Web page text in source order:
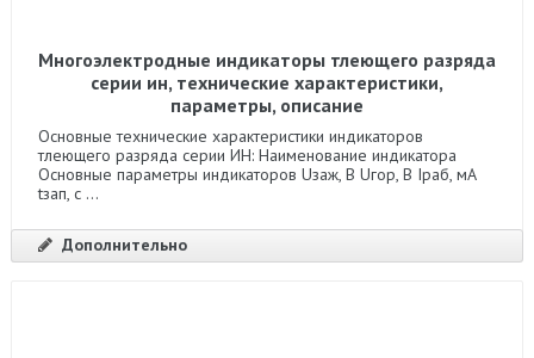
Многоэлектродные индикаторы тлеющего разряда
серии ин, технические характеристики,
параметры, описание
Основные технические характеристики индикаторов
тлеющего разряда серии ИН: Наименование индикатора
Основные параметры индикаторов Uзаж, В Uгор, В Iраб, мА
tзап, с ...
Дополнительно